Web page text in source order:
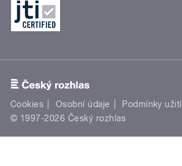
Cookies Osobní údaje Podmínky užití
© 1997-2026 Český rozhlas